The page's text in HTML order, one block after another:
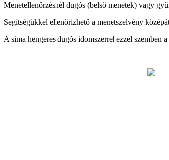
Menetellenőrzésnél dugós (belső menetek) vagy
Segítségükkel ellenőrizhető a menetszelvény
A sima hengeres dugós idomszerrel ezzel szemben